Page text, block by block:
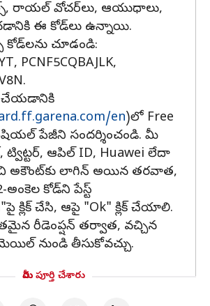
రాయల్ వోచర్‌లు, ఆయుధాలు,
ఈ కోడ్‌లు ఉన్నాయి.
కోడ్‌లను చూడండి:
PCNF5CQBAJLK,
చేయడానికి
en)లో Free
పేజీని సందర్శించండి. మీ
ట్విట్టర్, ఆపిల్ ID, Huawei లేదా
అకౌంట్‌కు లాగిన్ అయిన తరవాత,
అంకెల కోడ్‌ని పేస్ట్
క్లిక్ చేసి, ఆపై "Ok" క్లిక్ చేయాలి.
రీడెంప్షన్ తర్వాత, వచ్చిన
నుండి తీసుకోవచ్చు.
మీరు పూర్తి చేశారు